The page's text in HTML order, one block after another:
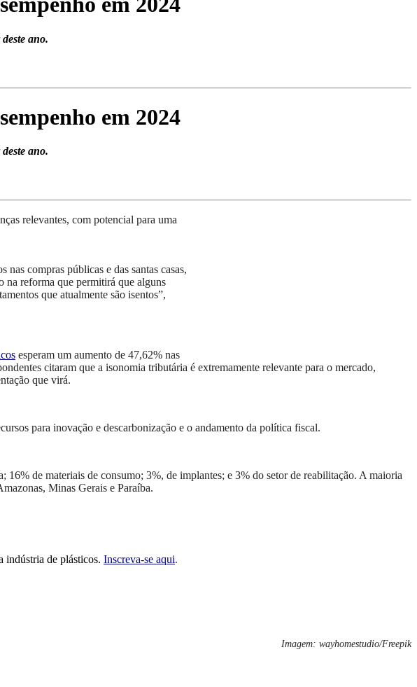
ano.
em 2024
ano.
relevantes, com potencial para uma
compras públicas e das santas casas,
na reforma que permitirá que alguns
que atualmente são isentos”,
esperam um aumento de 47,62% nas
citaram que a isonomia tributária é extremamente relevante para o mercado,
que virá.
para inovação e descarbonização e o andamento da política fiscal.
de materiais de consumo; 3%, de implantes; e 3% do setor de reabilitação. A maioria
Minas Gerais e Paraíba.
indústria de plásticos. Inscreva-se aqui.
Imagem: wayhomestudio/Freepik